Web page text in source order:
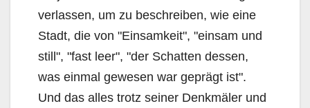
verlassen, um zu beschreiben, wie eine
Stadt, die von "Einsamkeit", "einsam und
still", "fast leer", "der Schatten dessen,
was einmal gewesen war geprägt ist".
Und das alles trotz seiner Denkmäler und